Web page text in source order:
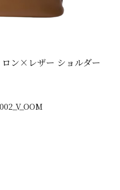
ロン×レザー ショルダー